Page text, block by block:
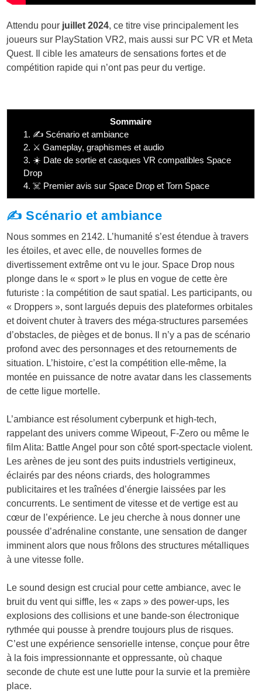
Attendu pour juillet 2024, ce titre vise principalement les
joueurs sur PlayStation VR2, mais aussi sur PC VR et Meta
Quest. Il cible les amateurs de sensations fortes et de
compétition rapide qui n’ont pas peur du vertige.
Sommaire
1. ✍️ Scénario et ambiance
2. ⚔️ Gameplay, graphismes et audio
3. ☀️ Date de sortie et casques VR compatibles Space
Drop
4. ☠️ Premier avis sur Space Drop et Torn Space
✍️ Scénario et ambiance
Nous sommes en 2142. L’humanité s’est étendue à travers
les étoiles, et avec elle, de nouvelles formes de
divertissement extrême ont vu le jour. Space Drop nous
plonge dans le « sport » le plus en vogue de cette ère
futuriste : la compétition de saut spatial. Les participants, ou
« Droppers », sont largués depuis des plateformes orbitales
et doivent chuter à travers des méga-structures parsemées
d’obstacles, de pièges et de bonus. Il n’y a pas de scénario
profond avec des personnages et des retournements de
situation. L’histoire, c’est la compétition elle-même, la
montée en puissance de notre avatar dans les classements
de cette ligue mortelle.
L’ambiance est résolument cyberpunk et high-tech,
rappelant des univers comme Wipeout, F-Zero ou même le
film Alita: Battle Angel pour son côté sport-spectacle violent.
Les arènes de jeu sont des puits industriels vertigineux,
éclairés par des néons criards, des hologrammes
publicitaires et les traînées d’énergie laissées par les
concurrents. Le sentiment de vitesse et de vertige est au
cœur de l’expérience. Le jeu cherche à nous donner une
poussée d’adrénaline constante, une sensation de danger
imminent alors que nous frôlons des structures métalliques
à une vitesse folle.
Le sound design est crucial pour cette ambiance, avec le
bruit du vent qui siffle, les « zaps » des power-ups, les
explosions des collisions et une bande-son électronique
rythmée qui pousse à prendre toujours plus de risques.
C’est une expérience sensorielle intense, conçue pour être
à la fois impressionnante et oppressante, où chaque
seconde de chute est une lutte pour la survie et la première
place.